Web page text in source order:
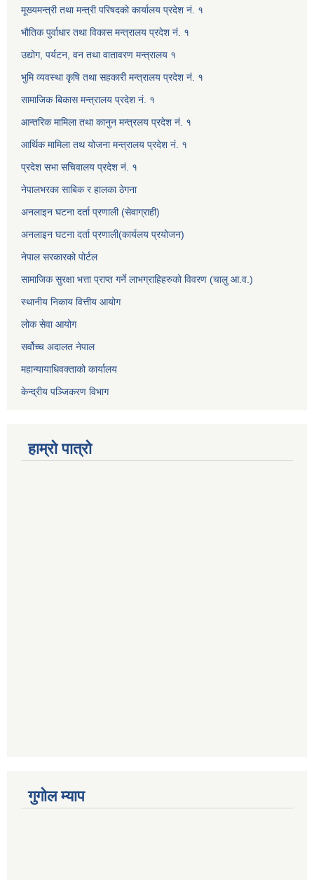
मूख्यमन्त्री तथा मन्त्री परिषदको कार्यालय प्रदेश नं. १
भौतिक पुर्वाधार तथा विकास मन्त्रालय प्रदेश नं. १
उद्योग, पर्यटन, वन तथा वातावरण मन्त्रालय १
भुमि व्यवस्था कृषि तथा सहकारी मन्त्रालय प्रदेश नं. १
सामाजिक बिकास मन्त्रालय प्रदेश नं. १
आन्तरिक मामिला तथा कानुन मन्त्रलय प्रदेश नं. १
आर्थिक मामिला तथ योजना मन्त्रालय प्रदेश नं. १
प्रदेश सभा सचिवालय प्रदेश नं. १
नेपालभरका साबिक र हालका ठेगना
अनलाइन घटना दर्ता प्रणाली (सेवाग्राही)
अनलाइन घटना दर्ता प्रणाली(कार्यलय प्रयोजन)
नेपाल सरकारको पोर्टल
सामाजिक सुरक्षा भत्ता प्राप्त गर्ने लाभग्राहिहरुको विवरण (चालु आ.व.)
स्थानीय निकाय वित्तीय आयोग
लोक सेवा आयोग
सर्वोच्च अदालत नेपाल
महान्यायाधिवक्ताको कार्यालय
केन्द्रीय पञ्जिकरण विभाग
हाम्रो पात्रो
गुगोल म्याप